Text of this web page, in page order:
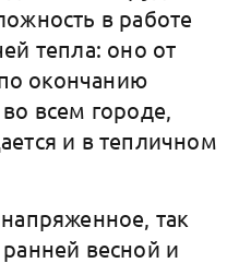
в работе
тепла: оно от
окончанию
всем городе,
и в тепличном
так
весной и